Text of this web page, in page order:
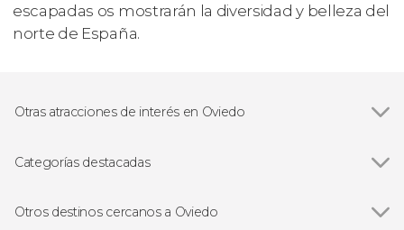
escapadas os mostrarán la diversidad y belleza del
norte de España.
Otras atracciones de interés en Oviedo
Categorías destacadas
Free tours en Oviedo
Otros destinos cercanos a Oviedo